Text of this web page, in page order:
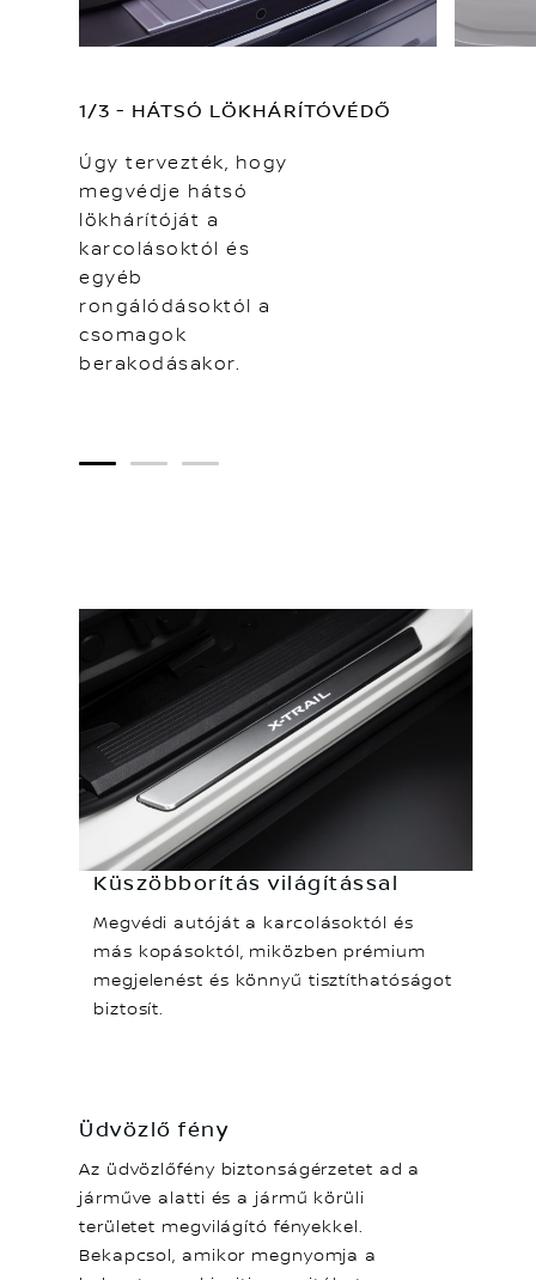
1/3 - HÁTSÓ LÖKHÁRÍTÓVÉDŐ
Úgy tervezték, hogy
megvédje hátsó
lökhárítóját a
karcolásoktól és
egyéb
rongálódásoktól a
csomagok
berakodásakor.
1 2 3
Küszöbborítás világítással
Megvédi autóját a karcolásoktól és
más kopásoktól, miközben prémium
megjelenést és könnyű tisztíthatóságot
biztosít.
Üdvözlő fény
Az üdvözlőfény biztonságérzetet ad a
járműve alatti és a jármű körüli
területet megvilágító fényekkel.
Bekapcsol, amikor megnyomja a